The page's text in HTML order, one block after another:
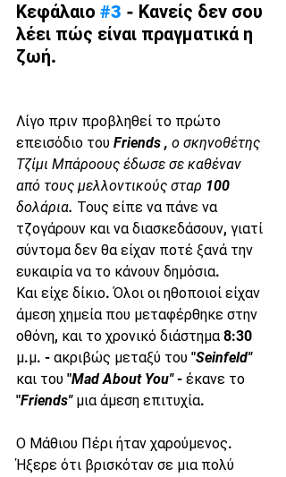
Κεφάλαιο #3 - Κανείς δεν σου
λέει πώς είναι πραγματικά η
ζωή.
Λίγο πριν προβληθεί το πρώτο
επεισόδιο του Friends , ο σκηνοθέτης
Τζίμι Μπάροους έδωσε σε καθέναν
από τους μελλοντικούς σταρ 100
δολάρια. Τους είπε να πάνε να
τζογάρουν και να διασκεδάσουν, γιατί
σύντομα δεν θα είχαν ποτέ ξανά την
ευκαιρία να το κάνουν δημόσια.
Και είχε δίκιο. Όλοι οι ηθοποιοί είχαν
άμεση χημεία που μεταφέρθηκε στην
οθόνη, και το χρονικό διάστημα 8:30
μ.μ. - ακριβώς μεταξύ του "Seinfeld"
και του "Mad About You" - έκανε το
"Friends" μια άμεση επιτυχία.
Ο Μάθιου Πέρι ήταν χαρούμενος.
Ήξερε ότι βρισκόταν σε μια πολύ